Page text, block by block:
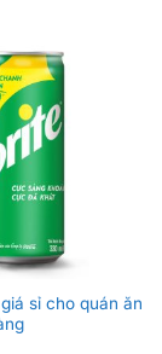
sỉ cho quán ăn